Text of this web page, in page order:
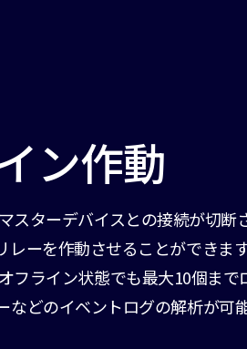
ン作動
スターデバイスとの接続が切断
ーを作動させることができます
フライン状態でも最大10個まで
などのイベントログの解析が可能